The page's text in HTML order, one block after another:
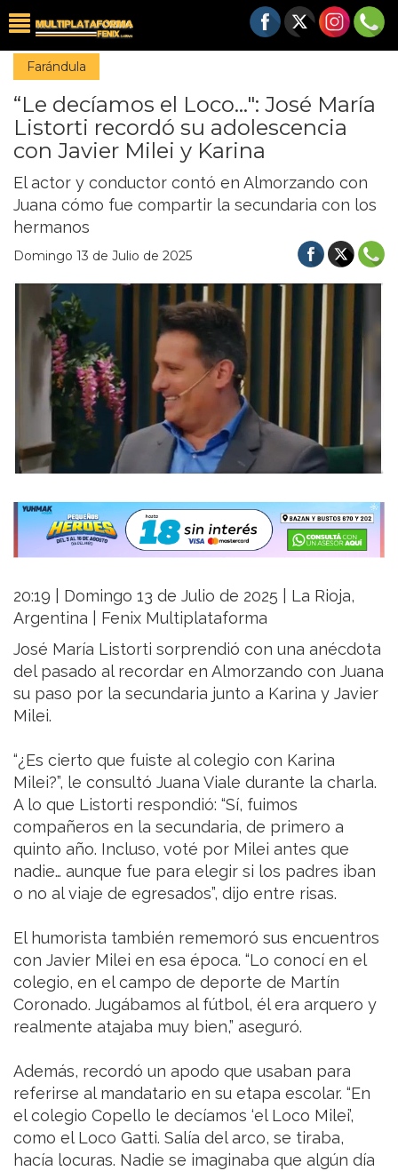
Farándula
“Le decíamos el Loco...": José María
Listorti recordó su adolescencia
con Javier Milei y Karina
El actor y conductor contó en Almorzando con
Juana cómo fue compartir la secundaria con los
hermanos
Domingo 13 de Julio de 2025
20:19 | Domingo 13 de Julio de 2025 | La Rioja,
Argentina | Fenix Multiplataforma
José María Listorti sorprendió con una anécdota
del pasado al recordar en Almorzando con Juana
su paso por la secundaria junto a Karina y Javier
Milei.
“¿Es cierto que fuiste al colegio con Karina
Milei?”, le consultó Juana Viale durante la charla.
A lo que Listorti respondió: “Sí, fuimos
compañeros en la secundaria, de primero a
quinto año. Incluso, voté por Milei antes que
nadie… aunque fue para elegir si los padres iban
o no al viaje de egresados”, dijo entre risas.
El humorista también rememoró sus encuentros
con Javier Milei en esa época. “Lo conocí en el
colegio, en el campo de deporte de Martín
Coronado. Jugábamos al fútbol, él era arquero y
realmente atajaba muy bien,” aseguró.
Además, recordó un apodo que usaban para
referirse al mandatario en su etapa escolar. “En
el colegio Copello le decíamos ‘el Loco Milei’,
como el Loco Gatti. Salía del arco, se tiraba,
hacía locuras. Nadie se imaginaba que algún día